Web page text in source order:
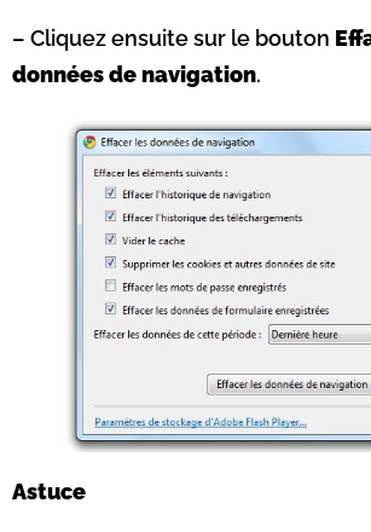
– Cliquez ensuite sur le bouton
données de navigation.
Astuce